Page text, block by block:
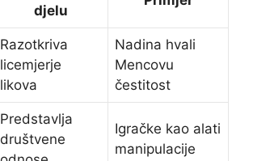
djelu
Razotkriva
licemjerje
likova
Nadina hvali
Mencovu
čestitost
Predstavlja
društvene
Igračke kao alati
manipulacije